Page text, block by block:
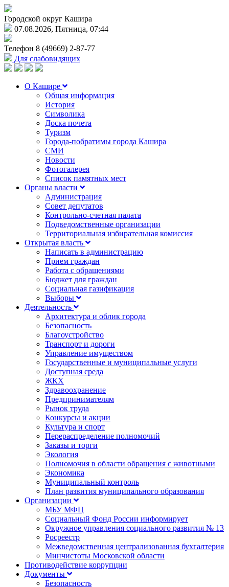
Городской округ Кашира
07.08.2026, Пятница, 07:44
Телефон 8 (49669) 2-87-77
Для слабовидящих
О Кашире
Общая информация
История
Символика
Доска почета
Туризм
Города-побратимы города Кашира
СМИ
Новости
Фотогалерея
Список памятных мест
Органы власти
Администрация
Совет депутатов
Контрольно-счетная палата
Подведомственные организации
Территориальная избирательная комиссия
Открытая власть
Написать в администрацию
Прием граждан
Работа с обращениями
Бюджет для граждан
Социальная газификация
Выборы
Деятельность
Архитектура и облик города
Безопасность
Благоустройство
Транспорт и дороги
Управление имуществом
Государственные и муниципальные услуги
Доступная среда
ЖКХ
Здравоохранение
Предпринимателям
Рынок труда
Конкурсы и акции
Культура и спорт
Перераспределение полномочий
Заказы и торги
Экология
Полномочия в области обращения с животными
Экономика
Муниципальный контроль
План развития муниципального образования
Организации
МБУ МФЦ
Социальный Фонд России информирует
Окружное управления социального развития № 13
Росреестр
Межведомственная централизованная бухгалтерия
Минчистоты Московской области
Противодействие коррупции
Документы
Безопасность